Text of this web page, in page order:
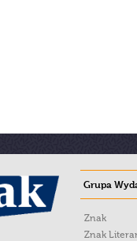
Grupa
Znak
Znak